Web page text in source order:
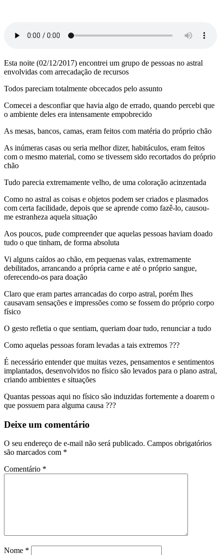
Esta noite (02/12/2017) encontrei um grupo de pessoas no astral
envolvidas com arrecadação de recursos
Todos pareciam totalmente obcecados pelo assunto
Comecei a desconfiar que havia algo de errado, quando percebi que
o ambiente deles era intensamente empobrecido
As mesas, bancos, camas, eram feitos com matéria do próprio chão
As inúmeras casas ou seria melhor dizer, habitáculos, eram feitos
com o mesmo material, como se tivessem sido recortados do próprio
chão
Tudo parecia extremamente velho, de uma coloração acinzentada
Como no astral as coisas e objetos podem ser criados e plasmados
com certa facilidade, depois que se aprende como fazê-lo, causou-
me estranheza aquela situação
Aos poucos, pude compreender que aquelas pessoas haviam doado
tudo o que tinham, de forma absoluta
Vi alguns caídos ao chão, em pequenas valas, extremamente
debilitados, arrancando a própria carne e até o próprio sangue,
oferecendo-os para doação
Claro que eram partes arrancadas do corpo astral, porém lhes
causavam sensações e impressões como se fossem do próprio corpo
físico
O gesto refletia o que sentiam, queriam doar tudo, renunciar a tudo
Como aquelas pessoas foram levadas a tais extremos ???
É necessário entender que muitas vezes, pensamentos e sentimentos
implantados, desenvolvidos no físico são levados para o plano astral,
criando ambientes e situações
Quantas pessoas aqui no físico são induzidas fortemente a doarem o
que possuem para alguma causa ???
Deixe um comentário
O seu endereço de e-mail não será publicado. Campos obrigatórios
são marcados com *
Comentário *
Nome *